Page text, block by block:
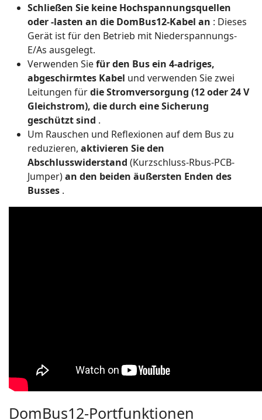
Schließen Sie keine Hochspannungsquellen
oder -lasten an die DomBus12-Kabel an : Dieses
Gerät ist für den Betrieb mit Niederspannungs-
E/As ausgelegt.
Verwenden Siefür den Bus ein 4-adriges,
abgeschirmtes Kabel und verwenden Sie zwei
Leitungen fürdie Stromversorgung (12 oder 24 V
Gleichstrom), die durch eine Sicherung
geschützt sind .
Um Rauschen und Reflexionen auf dem Bus zu
reduzieren, aktivieren Sie den
Abschlusswiderstand (Kurzschluss-Rbus-PCB-
Jumper)an den beiden äußersten Enden des
Busses .
DomBus12-Portfunktionen